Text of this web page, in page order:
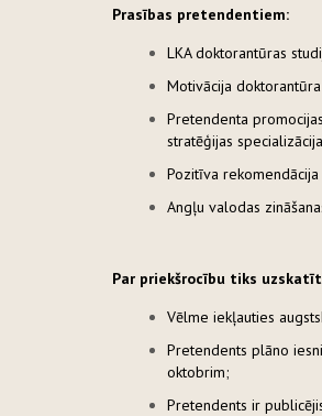
Prasības pretendentiem:
LKA doktorantūras
Motivācija
Pretendenta
stratēģijas
Pozitīva
Angļu valodas
Par priekšrocību tiks
Vēlme iekļauties
Pretendents plāno
oktobrim;
Pretendents ir